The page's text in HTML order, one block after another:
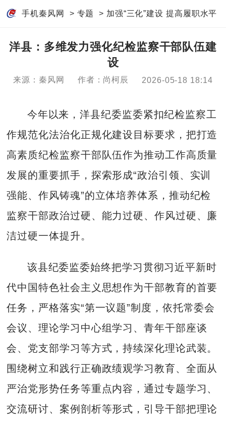
手机秦风网 > 专题 > 加强“三化”建设 提高履职水平
洋县：多维发力强化纪检监察干部队伍建
设
来源：秦风网 作者：尚柯辰 2026-05-18 18:14
今年以来，洋县纪委监委紧扣纪检监察工
作规范化法治化正规化建设目标要求，把打造
高素质纪检监察干部队伍作为推动工作高质量
发展的重要抓手，探索形成“政治引领、实训
强能、作风铸魂”的立体培养体系，推动纪检
监察干部政治过硬、能力过硬、作风过硬、廉
洁过硬一体提升。
该县纪委监委始终把学习贯彻习近平新时
代中国特色社会主义思想作为干部教育的首要
任务，严格落实“第一议题”制度，依托常委会
会议、理论学习中心组学习、青年干部座谈
会、党支部学习等方式，持续深化理论武装。
围绕树立和践行正确政绩观学习教育、全面从
严治党形势任务等重点内容，通过专题学习、
交流研讨、案例剖析等形式，引导干部把理论